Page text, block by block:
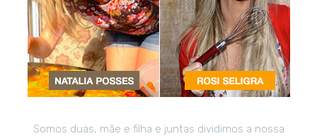
Somos duas, mãe e filha e juntas dividimos a nossa